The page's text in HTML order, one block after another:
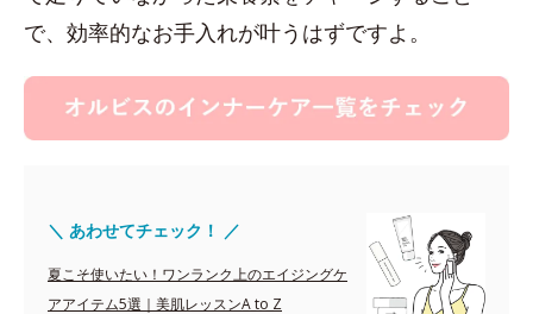
で、効率的なお手入れが叶うはずですよ。
＼ あわせてチェック！ ／
夏こそ使いたい！ワンランク上のエイジングケ
アアイテム5選｜美肌レッスンA to Z